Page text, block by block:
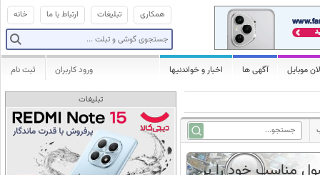
خانه ارتباط با ما تبلیغات همکاری
موبایل آگهی ها اخبار و خواندنیها ثبت نام ورود کاربران
تبلیغات